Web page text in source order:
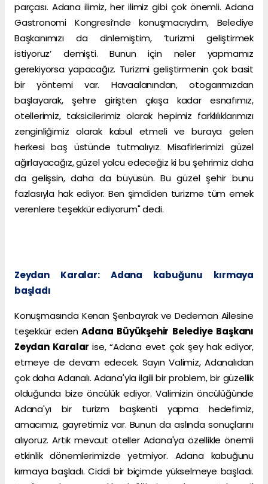
parçası. Adana ilimiz, her ilimiz gibi çok önemli. Adana
Gastronomi Kongresi’nde konuşmacıydım, Belediye
Başkanımızı da dinlemiştim, ‘turizmi geliştirmek
istiyoruz’ demişti. Bunun için neler yapmamız
gerekiyorsa yapacağız. Turizmi geliştirmenin çok basit
bir yöntemi var. Havaalanından, otogarımızdan
başlayarak, şehre girişten çıkışa kadar esnafımız,
otellerimiz, taksicilerimiz olarak hepimiz farklılıklarımızı
zenginliğimiz olarak kabul etmeli ve buraya gelen
herkesi baş üstünde tutmalıyız. Misafirlerimizi güzel
ağırlayacağız, güzel yolcu edeceğiz ki bu şehrimiz daha
da gelişsin, daha da büyüsün. Bu güzel şehir bunu
fazlasıyla hak ediyor. Ben şimdiden turizme tüm emek
verenlere teşekkür ediyorum" dedi.
Zeydan Karalar: Adana kabuğunu kırmaya
başladı
Konuşmasında Kenan Şenbayrak ve Dedeman Ailesine
teşekkür edenAdana Büyükşehir Belediye Başkanı
Zeydan Karalarise, “Adana evet çok şey hak ediyor,
etmeye de devam edecek. Sayın Valimiz, Adanalıdan
çok daha Adanalı. Adana'yla ilgili bir problem, bir güzellik
olduğunda bize öncülük ediyor. Valimizin öncülüğünde
Adana'yı bir turizm başkenti yapma hedefimiz,
amacımız, gayretimiz var. Bunun da aslında sonuçlarını
alıyoruz. Artık mevcut oteller Adana'ya özellikle önemli
etkinlik dönemlerimizde yetmiyor. Adana kabuğunu
kırmaya başladı. Ciddi bir biçimde yükselmeye başladı.